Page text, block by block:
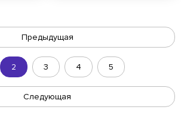
Предыдущая
2 3 4 5
Следующая